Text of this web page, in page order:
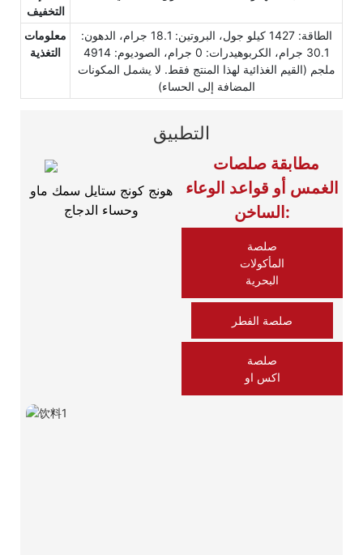
التخفيف
معلومات
التغذية
الطاقة: 1427 كيلو جول، البروتين: 18.1 جرام، الدهون:
30.1 جرام، الكربوهيدرات: 0 جرام، الصوديوم: 4914
ملجم (القيم الغذائية لهذا المنتج فقط. لا يشمل المكونات
المضافة إلى الحساء)
هونج كونج ستايل سمك ماو
وحساء الدجاج
الغمس أو قواعد الوعاء
الساخن:
صلصة
المأكولات
البحرية
صلصة الفطر
صلصة
اكس او